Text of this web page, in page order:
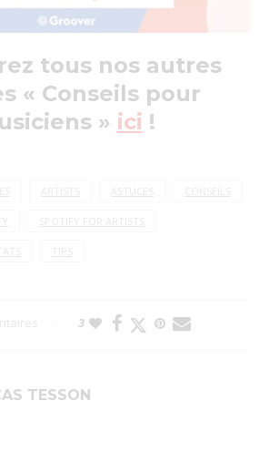
tous nos autres
« Conseils pour
» ici !
ARTISTS ASTUCES
SPOTIFY FOR ARTISTS
TIPS
3
TESSON